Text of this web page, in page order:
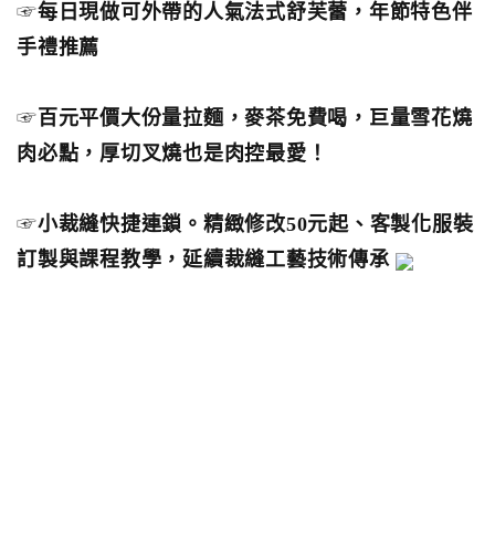
☞每日現做可外帶的人氣法式舒芙蕾，年節特色伴
手禮推薦
☞ 百元平價大份量拉麵，麥茶免費喝，巨量雪花燒
肉必點，厚切叉燒也是肉控最愛！
☞小裁縫快捷連鎖。精緻修改50元起、客製化服裝
訂製與課程教學，延續裁縫工藝技術傳承